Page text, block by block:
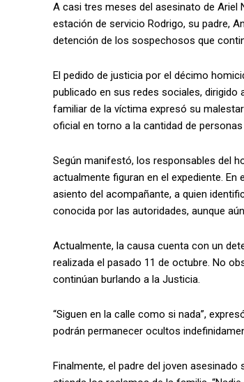
A casi tres meses del asesinato de Ariel
estación de servicio Rodrigo, su padre,
detención de los sospechosos que
El pedido de justicia por el décimo
publicado en sus redes sociales, dirigido
familiar de la víctima expresó su
oficial en torno a la cantidad de
Según manifestó, los responsables del
actualmente figuran en el expediente.
asiento del acompañante, a quien
conocida por las autoridades, aunque
Actualmente, la causa cuenta con un
realizada el pasado 11 de octubre. No
continúan burlando a la Justicia.
“Siguen en la calle como si nada”,
podrán permanecer ocultos
Finalmente, el padre del joven